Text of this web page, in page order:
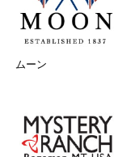
ムーン